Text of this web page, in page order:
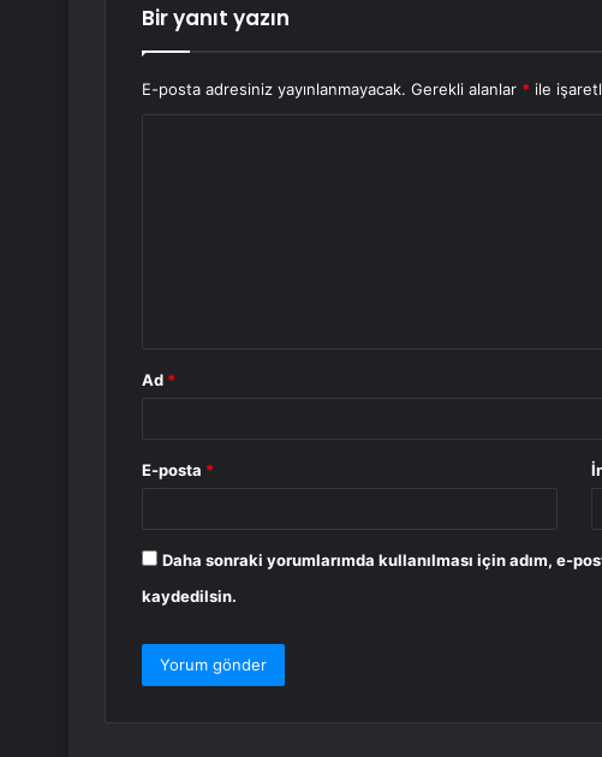
Bir yanıt yazın
E-posta adresiniz yayınlanmayacak. Gerekli alanlar * ile
Ad *
E-posta *
Daha sonraki yorumlarımda kullanılması için adım, e-
kaydedilsin.